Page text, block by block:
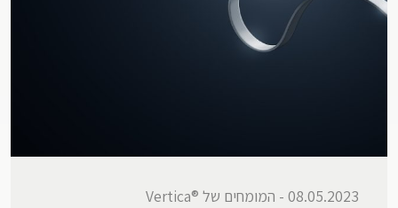
08.05.2023 - המומחים של ®Vertica